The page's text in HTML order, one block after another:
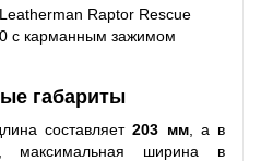
габариты
составляет203 мм, а в
максимальная ширина в